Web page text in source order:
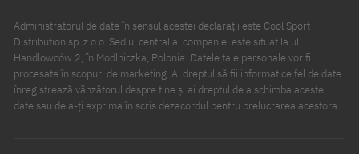
Administratorul de date în sensul acestei declarații este Cool Sport
Distribution sp. z o.o. Sediul central al companiei este situat la ul.
Handlowców 2, în Modlniczka, Polonia. Datele tale personale vor fi
procesate în scopuri de marketing. Ai dreptul să fii informat ce fel de date
înregistrează vânzătorul despre tine și ai dreptul de a schimba aceste
date sau de a-ți exprima în scris dezacordul pentru prelucrarea acestora.